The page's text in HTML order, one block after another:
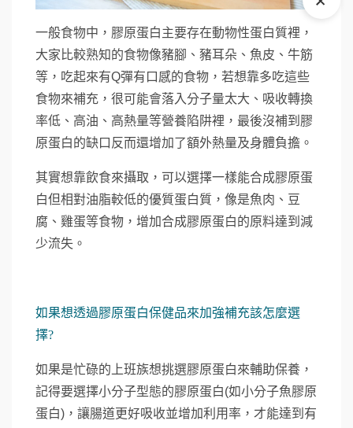
一般食物中，膠原蛋白主要存在動物性蛋白質裡，
大家比較熟知的食物像豬腳、豬耳朵、魚皮、牛筋
等，吃起來有Q彈有口感的食物，若想靠多吃這些
食物來補充，很可能會落入分子量太大、吸收轉換
率低、高油、高熱量等營養陷阱裡，最後沒補到膠
原蛋白的缺口反而還增加了額外熱量及身體負擔。
其實想靠飲食來攝取，可以選擇一樣能合成膠原蛋
白但相對油脂較低的優質蛋白質，像是魚肉、豆
腐、雞蛋等食物，增加合成膠原蛋白的原料達到減
少流失。
如果想透過膠原蛋白保健品來加強補充該怎麼選
擇?
如果是忙碌的上班族想挑選膠原蛋白來輔助保養，
記得要選擇小分子型態的膠原蛋白(如小分子魚膠原
蛋白)，讓腸道更好吸收並增加利用率，才能達到有